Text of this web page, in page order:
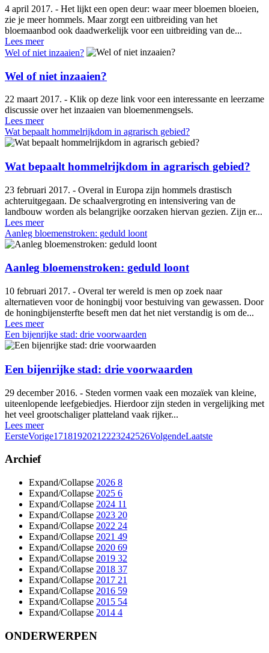
4 april 2017. - Het lijkt een open deur: waar meer bloemen bloeien,
zie je meer hommels. Maar zorgt een uitbreiding van het
bloemaanbod ook daadwerkelijk voor een uitbreiding van de...
Lees meer
Wel of niet inzaaien?
Wel of niet inzaaien?
22 maart 2017. - Klik op deze link voor een interessante en leerzame
discussie over het inzaaien van bloemenmengsels.
Lees meer
Wat bepaalt hommelrijkdom in agrarisch gebied?
Wat bepaalt hommelrijkdom in agrarisch gebied?
23 februari 2017. - Overal in Europa zijn hommels drastisch
achteruitgegaan. De schaalvergroting en intensivering van de
landbouw worden als belangrijke oorzaken hiervan gezien. Zijn er...
Lees meer
Aanleg bloemenstroken: geduld loont
Aanleg bloemenstroken: geduld loont
10 februari 2017. - Overal ter wereld is men op zoek naar
alternatieven voor de honingbij voor bestuiving van gewassen. Door
de honingbijensterfte beseft men dat het niet verstandig is om de...
Lees meer
Een bijenrijke stad: drie voorwaarden
Een bijenrijke stad: drie voorwaarden
29 december 2016. - Steden vormen vaak een mozaïek van kleine,
uiteenlopende leefgebiedjes. Hierdoor zijn steden in vergelijking met
het veel grootschaliger platteland vaak rijker...
Lees meer
EersteVorige1718192021 2223242526VolgendeLaatste
Archief
Expand/Collapse 2026 8
Expand/Collapse 2025 6
Expand/Collapse 2024 11
Expand/Collapse 2023 20
Expand/Collapse 2022 24
Expand/Collapse 2021 49
Expand/Collapse 2020 69
Expand/Collapse 2019 32
Expand/Collapse 2018 37
Expand/Collapse 2017 21
Expand/Collapse 2016 59
Expand/Collapse 2015 54
Expand/Collapse 2014 4
ONDERWERPEN